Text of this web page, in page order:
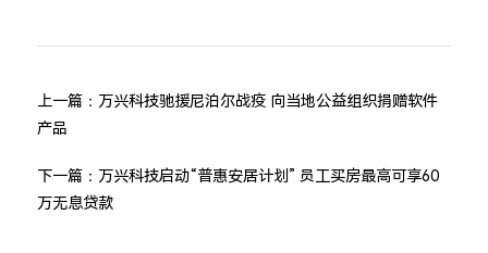
上一篇： 万兴科技驰援尼泊尔战疫 向当地公益组织捐赠软件
产品
下一篇： 万兴科技启动“普惠安居计划” 员工买房最高可享60
万无息贷款